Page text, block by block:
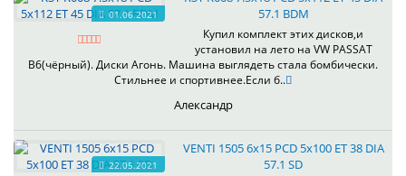
01.06.2021
57.1 BDM
Купил комплект этих дисков,и
установил на лето на VW PASSAT
B6(чёрный). Диски Агонь. Машина выглядеть стала бомбически.
Стильнее и спортивнее.Если б..
Александр
22.05.2021
VENTI 1505 6x15 PCD 5x100 ET 38 DIA
57.1 SD